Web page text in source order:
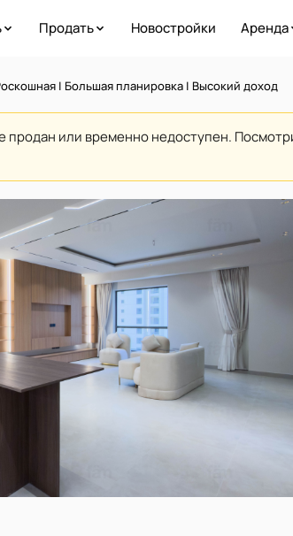
Продать Новостройки Аренда
| Большая планировка | Высокий доход
продан или временно недоступен.